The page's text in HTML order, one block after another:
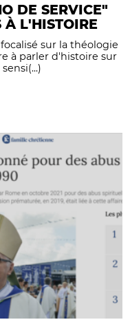
DE SERVICE"
À L'HISTOIRE
sur la théologie
à parler d'histoire sur